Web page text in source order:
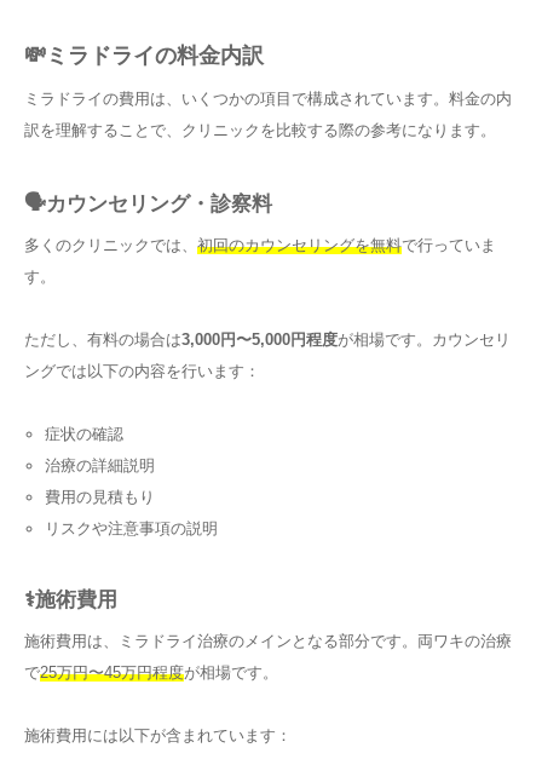
💸ミラドライの料金内訳
ミラドライの費用は、いくつかの項目で構成されています。料金の内
訳を理解することで、クリニックを比較する際の参考になります。
🗣️カウンセリング・診察料
多くのクリニックでは、 初回のカウンセリングを無料で行っていま
す。
ただし、有料の場合は3,000円〜5,000円程度が相場です。カウンセリ
ングでは以下の内容を行います：
症状の確認
治療の詳細説明
費用の見積もり
リスクや注意事項の説明
⚕️施術費用
施術費用は、ミラドライ治療のメインとなる部分です。両ワキの治療
で25万円〜45万円程度が相場です。
施術費用には以下が含まれています：